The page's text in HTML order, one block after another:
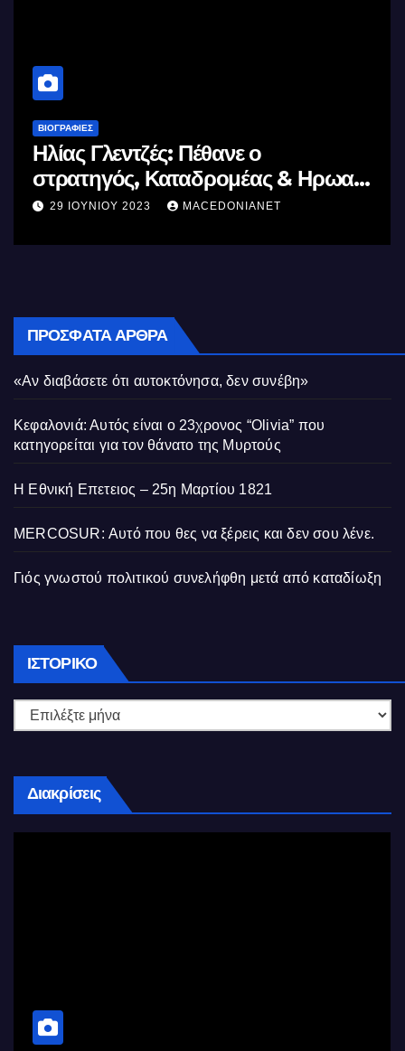
Ηρωας
Μέγας Αλέξανδρος: Ο
Ελλήνων
11 ΙΟΥΝΊΟΥ 2023 MACEDONIANET
ΠΡΌΣΦΑΤΑ ΆΡΘΡΑ
«Αν διαβάσετε ότι αυτοκτόνησα, δεν συνέβη»
Κεφαλονιά: Αυτός είναι ο 23χρονος “Olivia” που
κατηγορείται για τον θάνατο της Μυρτούς
Η Εθνική Επετειος – 25η Μαρτίου 1821
MERCOSUR: Αυτό που θες να ξέρεις και δεν σου λένε.
Γιός γνωστού πολιτικού συνελήφθη μετά από καταδίωξη
ΙΣΤΟΡΙΚΌ Ιστορικό
Διακρίσεις